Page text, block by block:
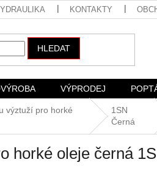
KONTAKTY
HLEDAT
VÝPRODEJ
výztuží pro horké
1SN
Černá
horké oleje černá